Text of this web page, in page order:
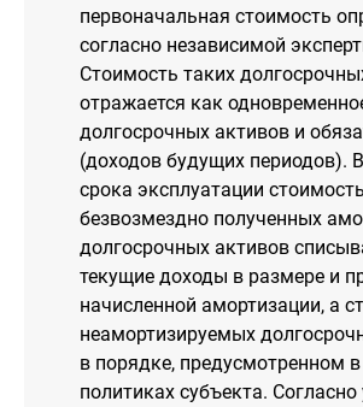
первоначальная стоимость
согласно независимой
Стоимость таких
отражается как
долгосрочных активов и
(доходов будущих периодов).
срока эксплуатации стоимость
безвозмездно полученных
долгосрочных активов
текущие доходы в размере и
начисленной амортизации, а
неамортизируемых
в порядке, предусмотренном
политиках субъекта.